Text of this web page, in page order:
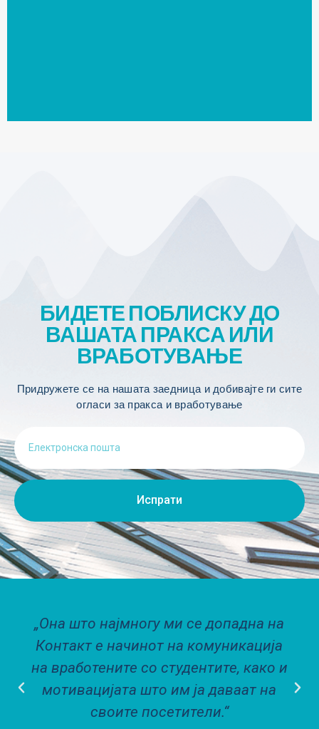
БИДЕТЕ ПОБЛИСКУ ДО
ВАШАТА ПРАКСА ИЛИ
ВРАБОТУВАЊЕ
Придружете се на нашата заедница и добивајте ги сите
огласи за пракса и вработување
Испрати
„Она што најмногу ми се допадна на
Контакт е начинот на комуникација
на вработените со студентите, како и
мотивацијата што им ја даваат на
своите посетители.“